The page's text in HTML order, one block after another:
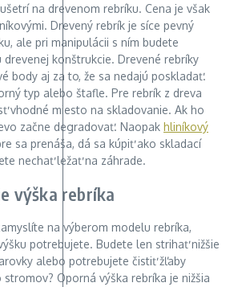
na drevenom rebríku. Cena je však
Drevený rebrík je síce pevný
ale pri manipulácii s ním budete
konštrukcie. Drevené rebríky
body aj za to, že sa nedajú poskladať.
typ alebo štafle. Pre rebrík z dreva
vhodné miesto na skladovanie. Ak ho
začne degradovať. Naopak hliníkový
sa prenáša, dá sa kúpiť ako skladací
nechať ležať na záhrade.
výška rebríka
na výberom modelu rebríka,
potrebujete. Budete len strihať nižšie
alebo potrebujete čistiť žľaby
Oporná výška rebríka je nižšia